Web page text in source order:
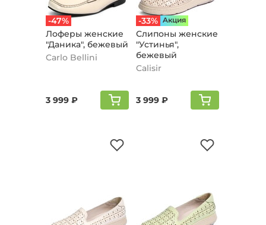
-47%
Лоферы женские
"Даника", бежевый
Carlo Bellini
3 999 ₽
-33% Aкция
Слипоны женские
"Устинья",
бежевый
Calisir
3 999 ₽